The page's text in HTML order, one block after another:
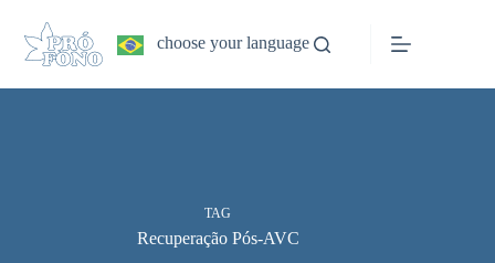
conteúdo
choose your language
TAG
Recuperação Pós-AVC